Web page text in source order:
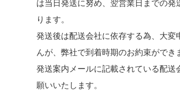
は当日発送に努め、翌営業日までの発
ります。
発送後は配送会社に依存する為、大変
んが、弊社で到着時期のお約束ができ
発送案内メールに記載されている配送
願いいたします。